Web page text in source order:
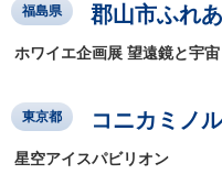
福島県 郡山市ふれ
ホワイエ企画展 望遠鏡と宇宙
東京都 コニカミノ
星空アイスパビリオン